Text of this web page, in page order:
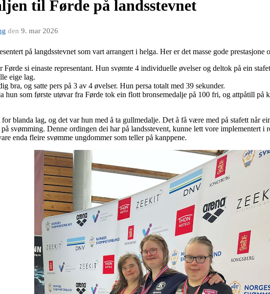
til Førde på landsstevnet
den 9. mar 2026
på langdsstevnet som vart arrangert i helga. Her er det masse gode prestasjone
Førde si einaste representant. Hun svømte 4 individuelle øvelser og deltok på ein
eige lag.
bra, og satte pers på 3 av 4 øvelser. Hun persa totalt med 39 sekunder.
hun som første utøvar fra Førde tok ein flott bronsemedalje på 100 fri, og attpåtill på
blanda lag, og det var hun med å ta gullmedalje. Det å få være med på stafett når
svømming. Denne ordingen dei har på landsstevent, kunne lett vore implementert i
enda fleire svømme ungdommer som teller på kanppene.